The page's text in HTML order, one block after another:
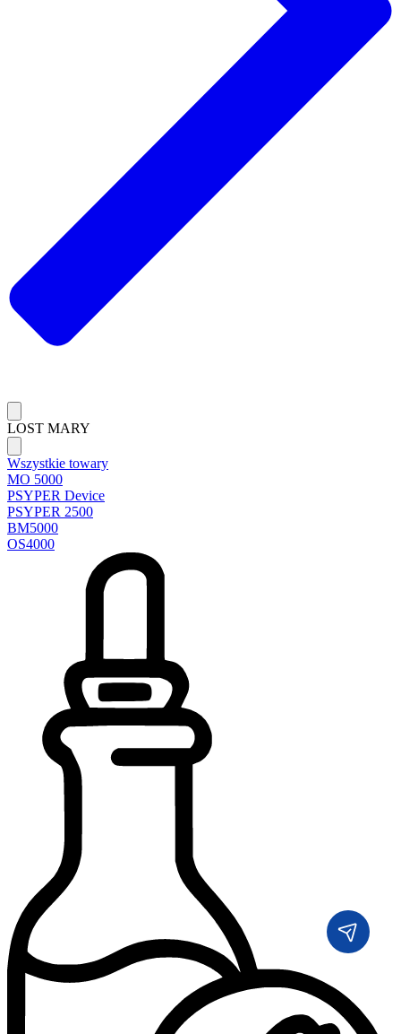
LOST MARY
Wszystkie towary
MO 5000
PSYPER Device
PSYPER 2500
BM5000
OS4000